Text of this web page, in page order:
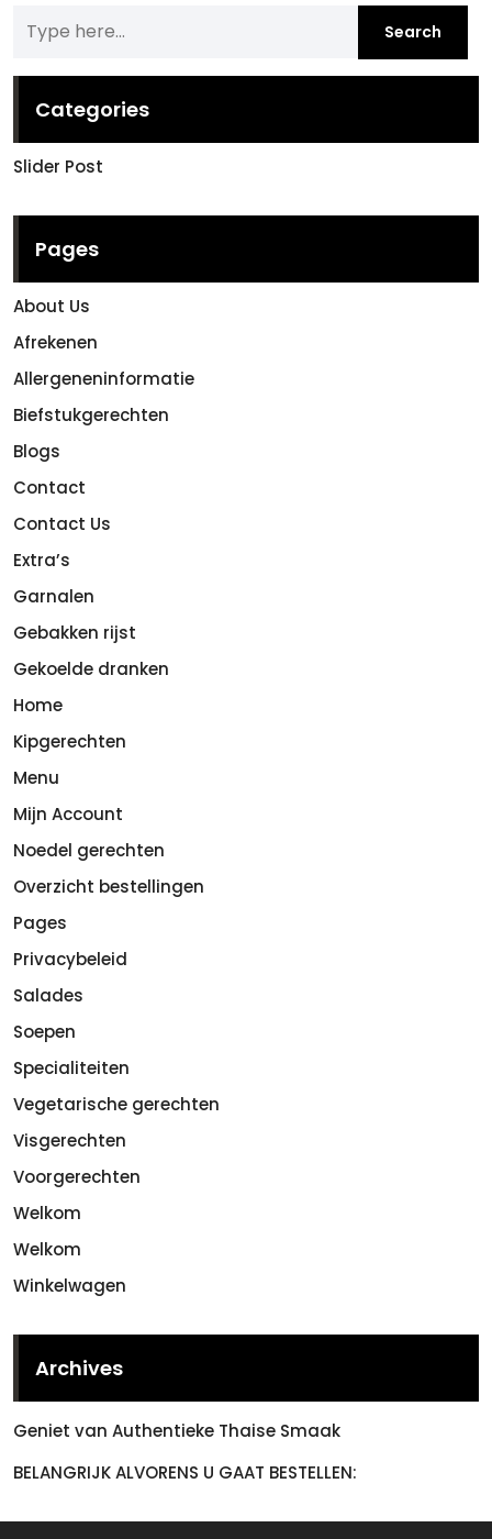
Categories
Slider Post
Pages
About Us
Afrekenen
Allergeneninformatie
Biefstukgerechten
Blogs
Contact
Contact Us
Extra’s
Garnalen
Gebakken rijst
Gekoelde dranken
Home
Kipgerechten
Menu
Mijn Account
Noedel gerechten
Overzicht bestellingen
Pages
Privacybeleid
Salades
Soepen
Specialiteiten
Vegetarische gerechten
Visgerechten
Voorgerechten
Welkom
Welkom
Winkelwagen
Archives
Geniet van Authentieke Thaise Smaak
BELANGRIJK ALVORENS U GAAT BESTELLEN: